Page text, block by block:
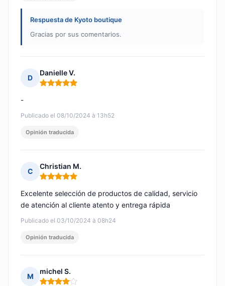
Respuesta de Kyoto boutique
Gracias por sus comentarios.
D
Danielle V.
Nota: 5 de 5
Publicado el 08/10/2024 à 13h52
-
Opinión traducida
C
Christian M.
Nota: 5 de 5
Publicado el 03/10/2024 à 08h24
Excelente selección de productos de calidad, servicio
de atención al cliente atento y entrega rápida
Opinión traducida
M
michel S.